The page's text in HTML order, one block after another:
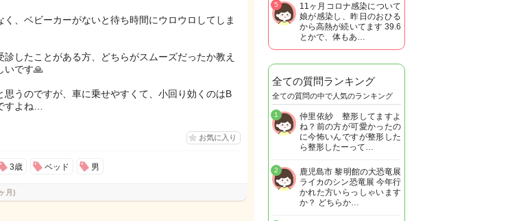
く、ベビーカーがないと待ち時間にウロウロしてしま
診したことがある方、どちらがスムーズだったか教え
いです🙏
うのですが、車に乗せやすくて、小回り効くのはB
すよね…
お気に入り
3歳 ベッド 男
月)
11ヶ月コロナ感染について
娘が感染し、昨日のおひる
から高熱が続いてます 39.6
とかで、体もあ…
5
全ての質問ランキング
全ての質問の中で人気のランキング
仲里依紗 整形してますよ
ね？前の方が可愛かったの
に今怖いんですが整形した
ら整形したーって…
1
鹿児島市 黎明館の大恐竜展
ライカのシン恐竜展 今年行
かれた方いらっしゃいます
か？ どちらか…
2